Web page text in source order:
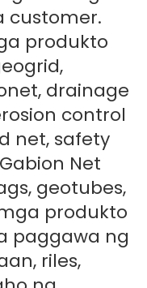
customer.
produkto
drainage
control
net, safety
geotubes,
produkto
paggawa ng
riles,